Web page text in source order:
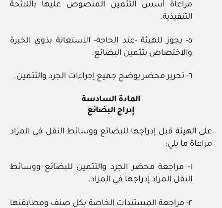
مراعاة أسس التثمين المنصوص عليها باللائحة
التنفيذية.
٥- يجوز للهيئة -عند الحاجة- الاستعانة بذوي الخبرة
والاختصاص بتثمين البضائع.
٦- تحرير محضر يوضح جميع إجراءات الجرد والتثمين.
المادة السادسة
إدراج البضائع
على الهيئة قبل إدراجها للبضائع ووسائط النقل في المزاد
مراعاة ما يلي:
١- مراجعة محضر الجرد والتثمين للبضائع ووسائط
النقل المراد إدراجها في المزاد.
٢- مراجعة المستندات الخاصة بكل صنف ومطابقتها